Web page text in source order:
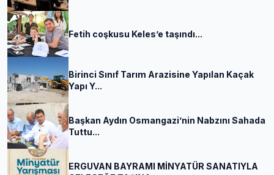
Fetih coşkusu Keles’e taşındı...
Birinci Sınıf Tarım Arazisine Yapılan Kaçak
Yapı Y...
Başkan Aydın Osmangazi’nin Nabzını Sahada
Tuttu...
ERGUVAN BAYRAMI MİNYATÜR SANATIYLA